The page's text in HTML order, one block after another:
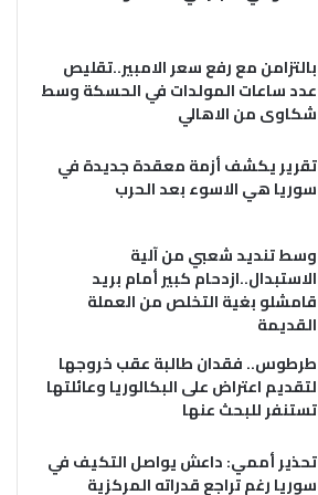
بالتزامن مع رفع سعر الامبير..تقليص
عدد ساعات المولدات في الحسكة وسط
شكاوى من الاهالي
تقرير يكشف أزمة معقدة جديدة في
سوريا هي الاسوء بعد الحرب
وسط تنديد شعبي من آلية
الاستبدال..ازدحام كبير أمام بريد
قامشلو بغية التخلص من العملة
القديمة
طرطوس.. فقدان طالبة عقب خروجها
لتقديم اعتراض على البكالوريا وعائلتها
تستنفر للبحث عنها
تحذير أممي: داعش يواصل التكيف في
سوريا رغم تراجع قدراته المركزية